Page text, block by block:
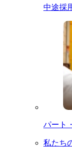
中途採
パート
私たち